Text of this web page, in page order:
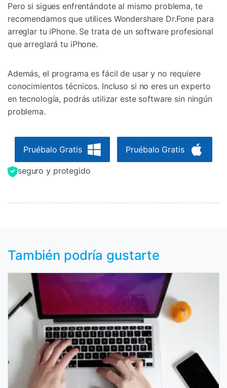
Pero si sigues enfrentándote al mismo problema, te
recomendamos que utilices Wondershare Dr.Fone para
arreglar tu iPhone. Se trata de un software profesional
que arreglará tu iPhone.
Además, el programa es fácil de usar y no requiere
conocimientos técnicos. Incluso si no eres un experto
en tecnología, podrás utilizar este software sin ningún
problema.
Pruébalo Gratis Pruébalo Gratis
seguro y protegido
También podría gustarte